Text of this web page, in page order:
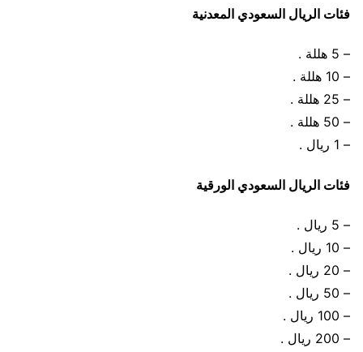
فئات الريال السعودي المعدنية
– 5 هللة .
– 10 هللة .
– 25 هللة .
– 50 هللة .
– 1 ريال .
فئات الريال السعودي الورقية
– 5 ريال .
– 10 ريال .
– 20 ريال .
– 50 ريال .
– 100 ريال .
– 200 ريال .